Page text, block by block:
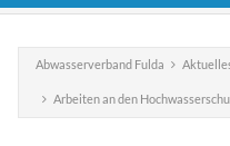
Abwasserverband Fulda
Arbeiten an den
für